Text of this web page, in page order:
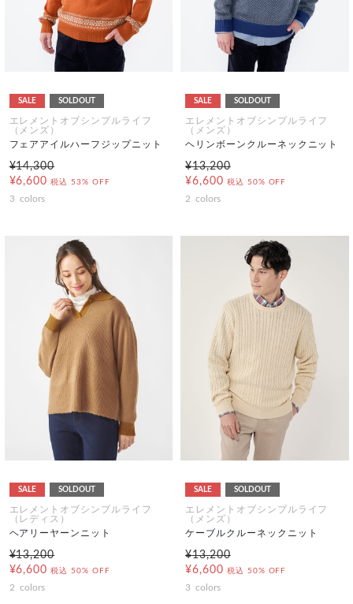
SALE SOLDOUT
エレメントオブシンプルライフ
（メンズ）
フェアアイルハーフジップニット
¥14,300
¥6,600 税込 53% OFF
3 colors
SALE SOLDOUT
エレメントオブシンプルライフ
（メンズ）
ヘリンボーンクルーネックニット
¥13,200
¥6,600 税込 50% OFF
2 colors
SALE SOLDOUT
エレメントオブシンプルライフ
（レディス）
ヘアリーヤーンニット
¥13,200
¥6,600 税込 50% OFF
2 colors
SALE SOLDOUT
エレメントオブシンプルライフ
（メンズ）
ケーブルクルーネックニット
¥13,200
¥6,600 税込 50% OFF
3 colors